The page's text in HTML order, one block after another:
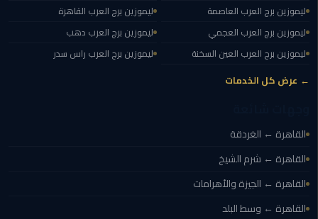
ليموزين
مصر
ليموزين
العجمي
الجيزة
ليموزين
رجال
الاعمال
ليموزين برج العرب العاصمة
ليموزين برج العرب العجمي
ليموزين برج العرب العين السخنة
ليموزين برج العرب القاهرة
ليموزين برج العرب دهب
ليموزين برج العرب راس سدر
← عرض كل الخدمات
القاهرة ← الغردقة
القاهرة ← شرم الشيخ
القاهرة ← الجيزة والأهرامات
القاهرة ← وسط البلد